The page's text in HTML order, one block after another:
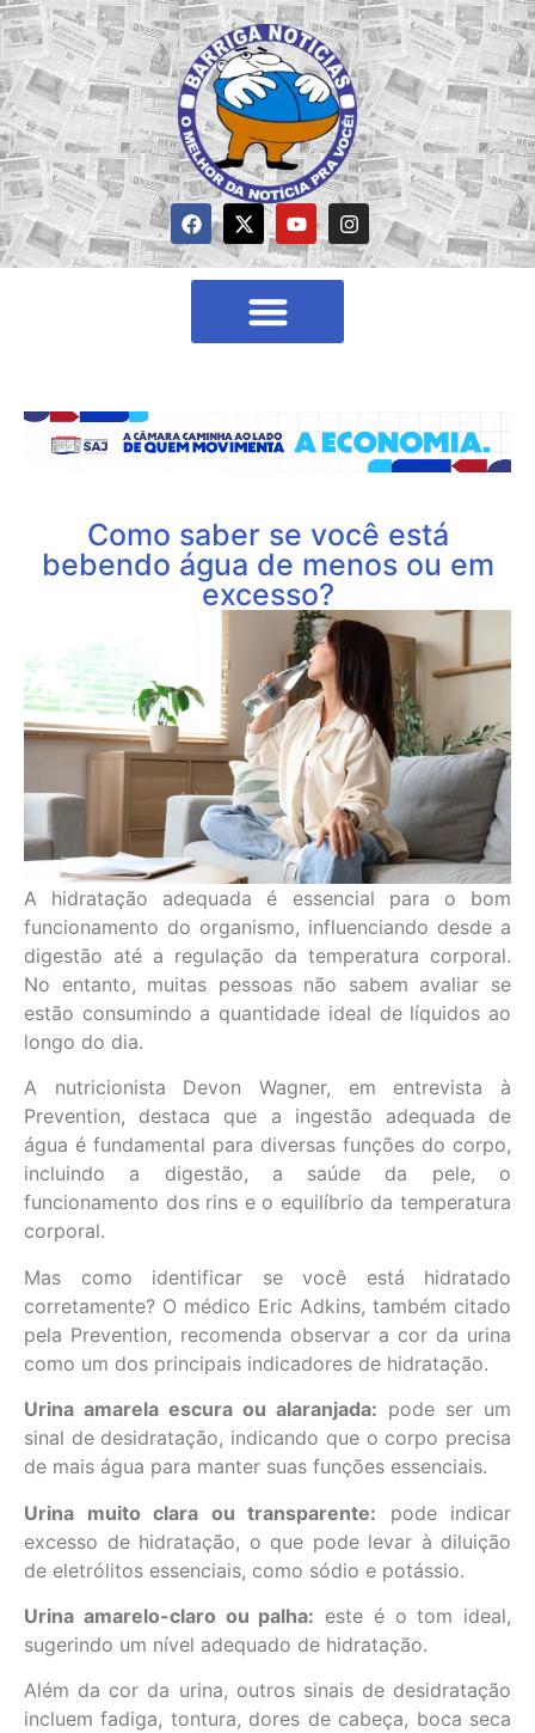
Como saber se você está
bebendo água de menos ou em
excesso?
A hidratação adequada é essencial para o bom
funcionamento do organismo, influenciando desde a
digestão até a regulação da temperatura corporal.
No entanto, muitas pessoas não sabem avaliar se
estão consumindo a quantidade ideal de líquidos ao
longo do dia.
A nutricionista Devon Wagner, em entrevista à
Prevention, destaca que a ingestão adequada de
água é fundamental para diversas funções do corpo,
incluindo a digestão, a saúde da pele, o
funcionamento dos rins e o equilíbrio da temperatura
corporal.
Mas como identificar se você está hidratado
corretamente? O médico Eric Adkins, também citado
pela Prevention, recomenda observar a cor da urina
como um dos principais indicadores de hidratação.
Urina amarela escura ou alaranjada: pode ser um
sinal de desidratação, indicando que o corpo precisa
de mais água para manter suas funções essenciais.
Urina muito clara ou transparente: pode indicar
excesso de hidratação, o que pode levar à diluição
de eletrólitos essenciais, como sódio e potássio.
Urina amarelo-claro ou palha: este é o tom ideal,
sugerindo um nível adequado de hidratação.
Além da cor da urina, outros sinais de desidratação
incluem fadiga, tontura, dores de cabeça, boca seca